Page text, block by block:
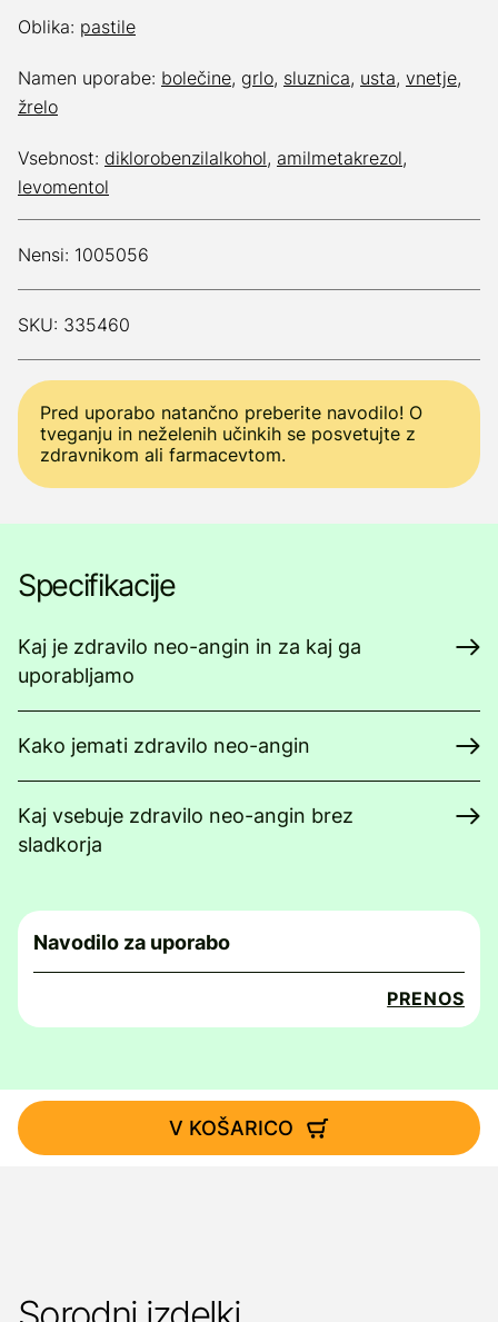
Oblika: pastile
Namen uporabe: bolečine, grlo, sluznica, usta, vnetje,
žrelo
Vsebnost: diklorobenzilalkohol, amilmetakrezol,
levomentol
Nensi: 1005056
SKU: 335460
Pred uporabo natančno preberite navodilo! O
tveganju in neželenih učinkih se posvetujte z
zdravnikom ali farmacevtom.
Specifikacije
Kaj je zdravilo neo-angin in za kaj ga
uporabljamo
Kako jemati zdravilo neo-angin
Kaj vsebuje zdravilo neo-angin brez
sladkorja
Navodilo za uporabo
PRENOS
V KOŠARICO